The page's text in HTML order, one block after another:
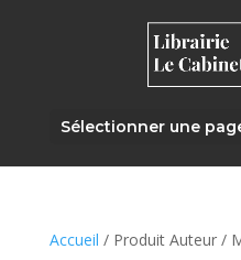
Sélectionner une
Accueil / Produit Auteur /